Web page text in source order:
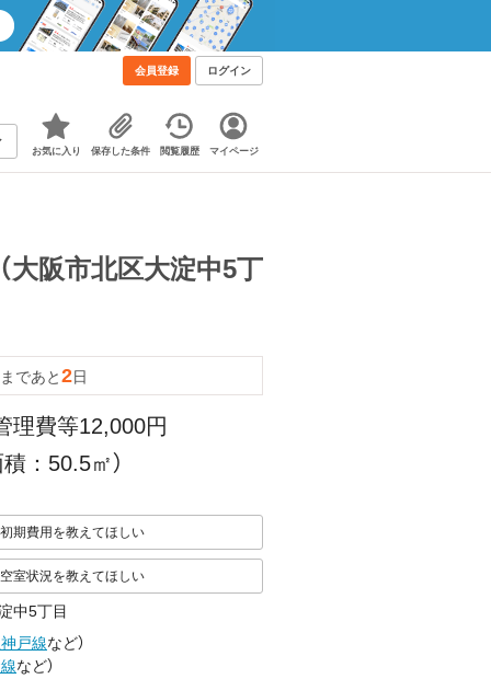
会員登録 ログイン
お気に入り 保存した条件 閲覧履歴 マイページ
阪市北区大淀中5丁
であと2日
理費等12,000円
積：50.5㎡）
初期費用を教えてほしい
空室状況を教えてほしい
中5丁目
戸線など）
など）